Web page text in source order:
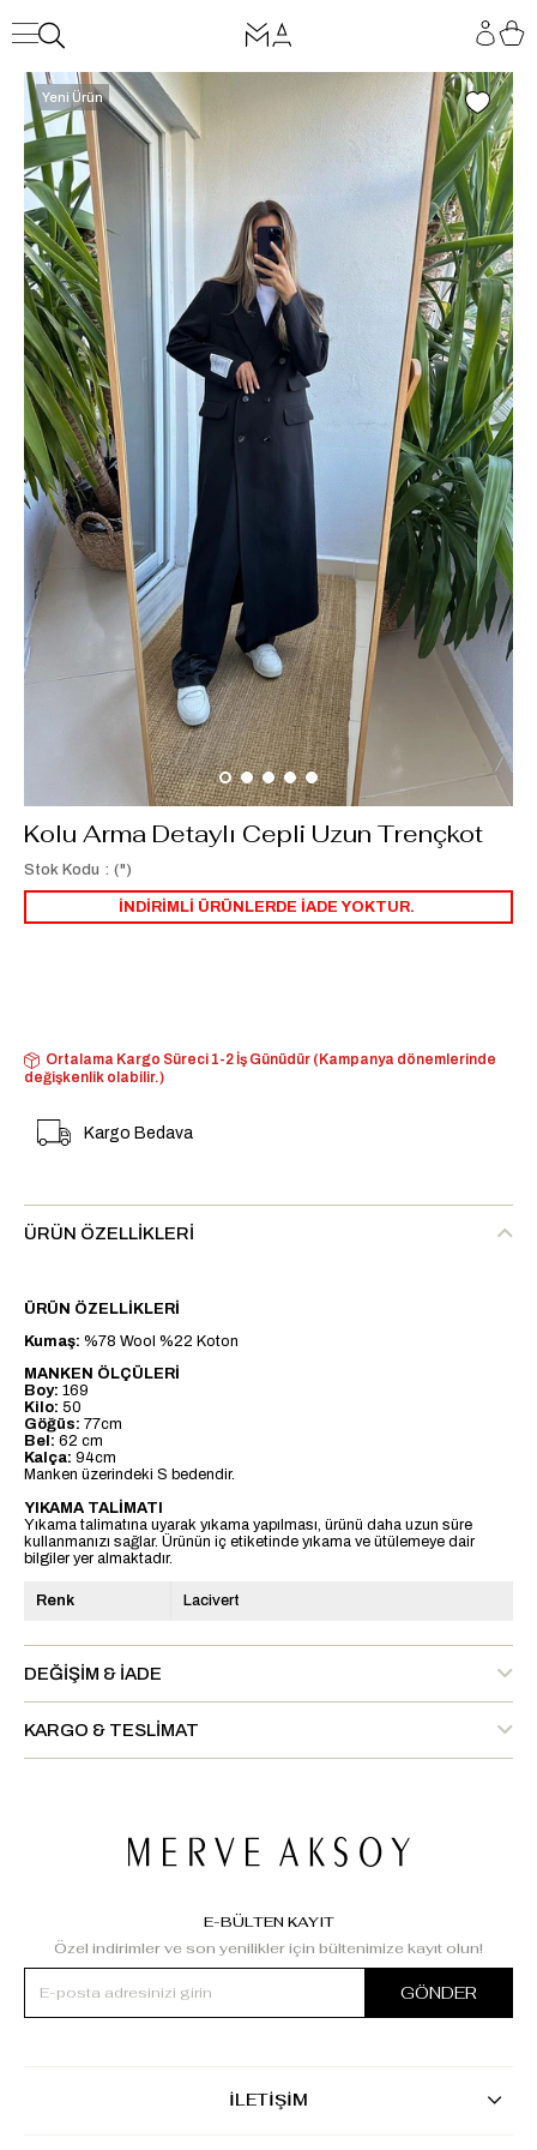
Yeni Ürün
Kolu Arma Detaylı Cepli Uzun Trençkot
Stok Kodu (")
İNDİRİMLİ ÜRÜNLERDE İADE YOKTUR.
Ortalama Kargo Süreci 1-2 İş Günüdür (Kampanya dönemlerinde
değişkenlik olabilir.)
Kargo Bedava
ÜRÜN ÖZELLIKLERI
ÜRÜN ÖZELLİKLERİ
Kumaş: %78 Wool %22 Koton
MANKEN ÖLÇÜLERİ
Boy: 169
Kilo: 50
Göğüs: 77cm
Bel: 62 cm
Kalça: 94cm
Manken üzerindeki S bedendir.
YIKAMA TALİMATI
Yıkama talimatına uyarak yıkama yapılması, ürünü daha uzun süre
kullanmanızı sağlar. Ürünün iç etiketinde yıkama ve ütülemeye dair
bilgiler yer almaktadır.
Renk Lacivert
DEĞIŞIM & İADE
KARGO & TESLIMAT
E-BÜLTEN KAYIT
Özel indirimler ve son yenilikler için bültenimize kayıt olun!
GÖNDER
İLETİŞİM